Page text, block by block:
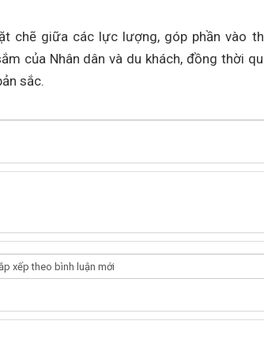
chẽ giữa các lực lượng, góp phần vào
của Nhân dân và du khách, đồng thời
sắc.